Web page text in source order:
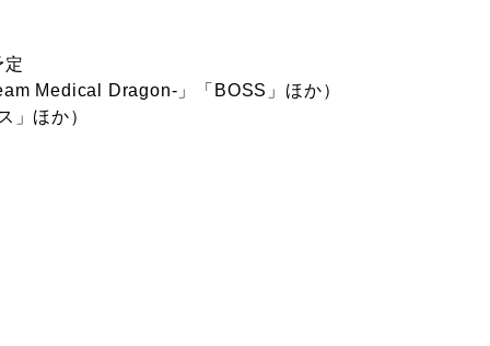
定
Medical Dragon-」「BOSS」ほか）
」ほか）